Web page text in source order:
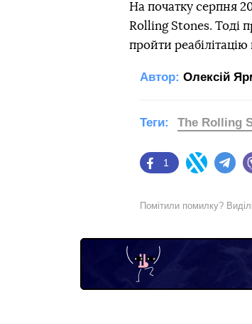
На початку серпня
Rolling Stones. Тоді
пройти
Автор: Олексій
Facebook
1
Twitter
Теги: The Rolling
Помітили помилку?